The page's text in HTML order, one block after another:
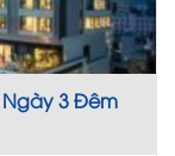
Ngày 3 Đêm